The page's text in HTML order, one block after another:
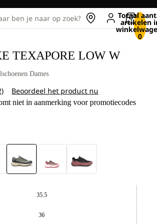
ben je naar op zoek? Totaal
artikelen
0
TEXAPORE LOW W
Dames
Beoordeel het product nu
niet in aanmerking voor promotiecodes
35.5
36